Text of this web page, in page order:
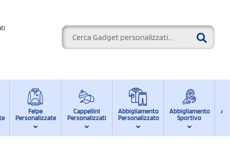
Felpe
Personalizzate
Cappellini
Personalizzati
Abbigliamento
Personalizzato
Abbigliamento
Sportivo